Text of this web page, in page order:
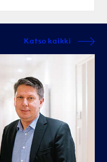
Katso kaikki